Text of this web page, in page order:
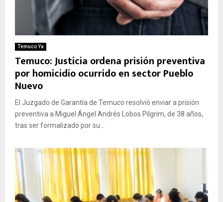
Temuco Ya
Temuco: Justicia ordena prisión preventiva
por homicidio ocurrido en sector Pueblo
Nuevo
El Juzgado de Garantía de Temuco resolvió enviar a prisión
preventiva a Miguel Ángel Andrés Lobos Pilgrim, de 38 años,
tras ser formalizado por su...